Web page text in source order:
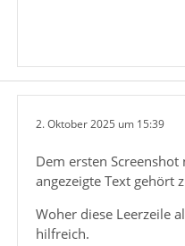
2. Oktober 2025 um 15:39
Dem ersten
angezeigte Text gehört
Woher diese Leerzeile
hilfreich.